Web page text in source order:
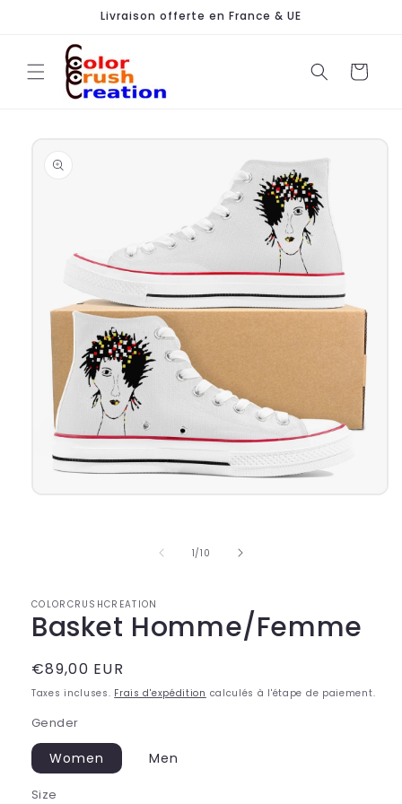
contenu
Livraison offerte en France & UE
Panier
produits
1/de
10
COLORCRUSHCREATION
Basket Homme/Femme
Prix
habituel
€89,00 EUR
Taxes incluses. Frais d'expédition calculés à l'étape de paiement.
Gender
Women Men
Size